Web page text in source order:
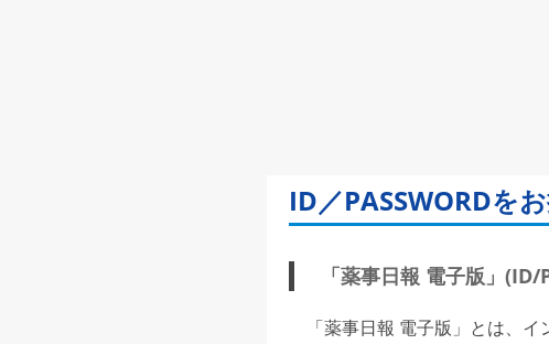
ID／PASSWORDを
「薬事日報 電子版」
「薬事日報 電子版」とは、イ